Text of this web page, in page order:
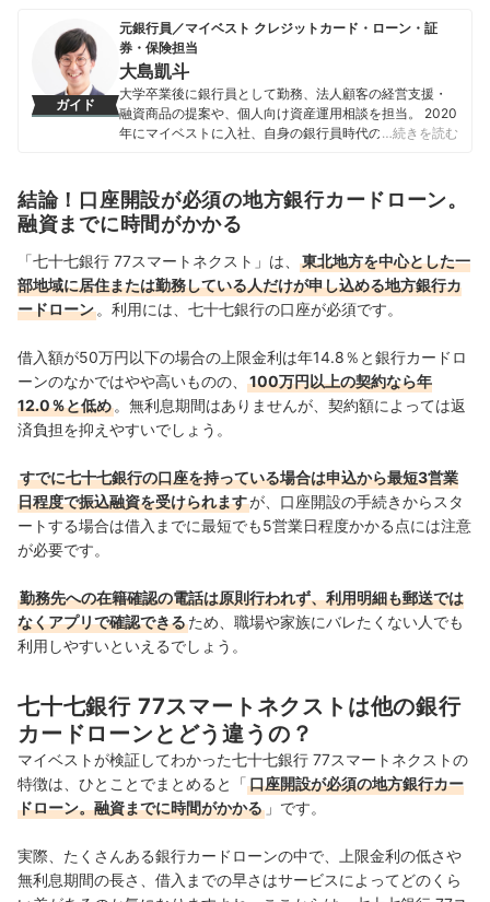
ガイド
元銀行員／マイベスト クレジットカード・ローン・証
券・保険担当
大島凱斗
大学卒業後に銀行員として勤務、法人顧客の経営支援・
融資商品の提案や、個人向け資産運用相談を担当。 2020
年にマイベストに入社、自身の銀行員時代の経験を活か
済を専門に解説コンテンツの制作を統括する。 また、
Yahoo!ファイナンスで借入や投資への疑問や基礎知識に
関する連載も担当している。
大島凱斗のプロフィール
…続きを読む
結論！口座開設が必須の地方銀行カードローン。
融資までに時間がかかる
「七十七銀行 77スマートネクスト」は、
東北地方を中心とした一
部地域に居住または勤務している人だけが申し込める地方銀行カ
ードローン 。利用には、七十七銀行の口座が必須です。
借入額が50万円以下の場合の上限金利は年14.8％と銀行カードロ
ーンのなかではやや高いものの、
100万円以上の契約なら年
12.0％と低め 。無利息期間はありませんが、契約額によっては返
済負担を抑えやすいでしょう。
すでに七十七銀行の口座を持っている場合は申込から最短3営業
日程度で振込融資を受けられますが、口座開設の手続きからスタ
ートする場合は借入までに最短でも5営業日程度かかる点には注意
が必要です。
勤務先への在籍確認の電話は原則行われず、利用明細も郵送では
なくアプリで確認できるため、職場や家族にバレたくない人でも
利用しやすいといえるでしょう。
七十七銀行 77スマートネクストは他の銀行
カードローンとどう違うの？
マイベストが検証してわかった七十七銀行 77スマートネクストの
特徴は、ひとことでまとめると「口座開設が必須の地方銀行カー
ドローン。融資までに時間がかかる 」です。
実際、たくさんある銀行カードローンの中で、上限金利の低さや
無利息期間の長さ、借入までの早さはサービスによってどのくら